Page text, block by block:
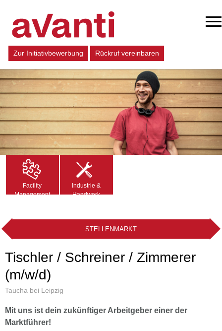
Zur Initiativbewerbung Rückruf vereinbaren
Facility
Management
Industrie &
Handwerk
STELLENMARKT
Tischler / Schreiner / Zimmerer
(m/w/d)
Taucha bei Leipzig
Mit uns ist dein zukünftiger Arbeitgeber einer der
Marktführer!